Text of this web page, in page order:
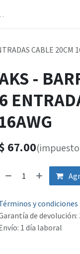
CABLE 20CM
-
6
67.00
y condiciones
de devolución:
1 día laboral